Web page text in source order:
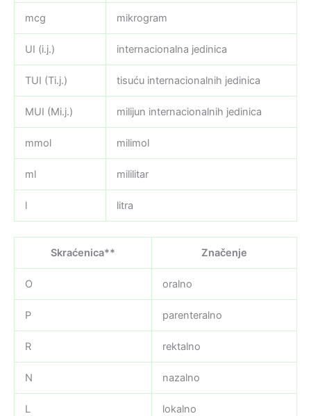
mcg mikrogram
UI (i.j.) internacionalna jedinica
TUI (Ti.j.) tisuću internacionalnih jedinica
MUI (Mi.j.) milijun internacionalnih jedinica
mmol milimol
ml mililitar
l litra
Skraćenica** Značenje
O oralno
P parenteralno
R rektalno
N nazalno
L lokalno